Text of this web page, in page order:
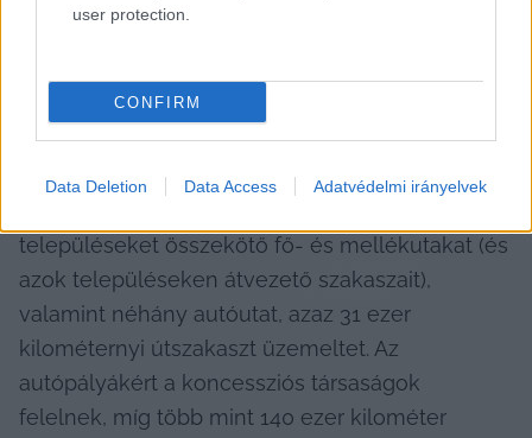
user protection.
CONFIRM
Data Deletion Data Access Adatvédelmi irányelvek
megfelelő állapotú téli gumira, és mindenkit arra
óvatosabban, körültekintőbben. Utazás előtt
tájékozódjanak a várható
településeket összekötő fő- és mellékutakat (és
azok településeken átvezető szakaszait),
valamint néhány autóutat, azaz 31 ezer
kilométernyi útszakaszt üzemeltet. Az
autópályákért a koncessziós társaságok
felelnek, míg több mint 140 ezer kilométer